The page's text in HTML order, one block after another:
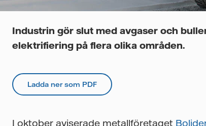
Industrin gör slut med avgaser och
elektrifiering på flera olika områden.
Ladda ner som PDF
I oktober aviserade metallföretaget